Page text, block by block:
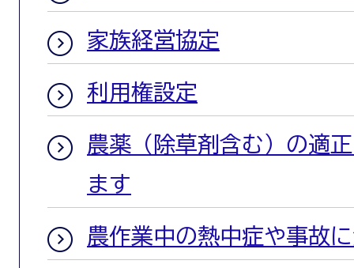
家族経営協定
利用権設定
農薬（除草剤含む）の適
ます
農作業中の熱中症や事故